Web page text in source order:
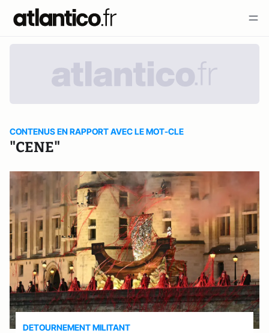
CONTENUS EN RAPPORT AVEC LE MOT-CLE
"CENE"
DETOURNEMENT MILITANT